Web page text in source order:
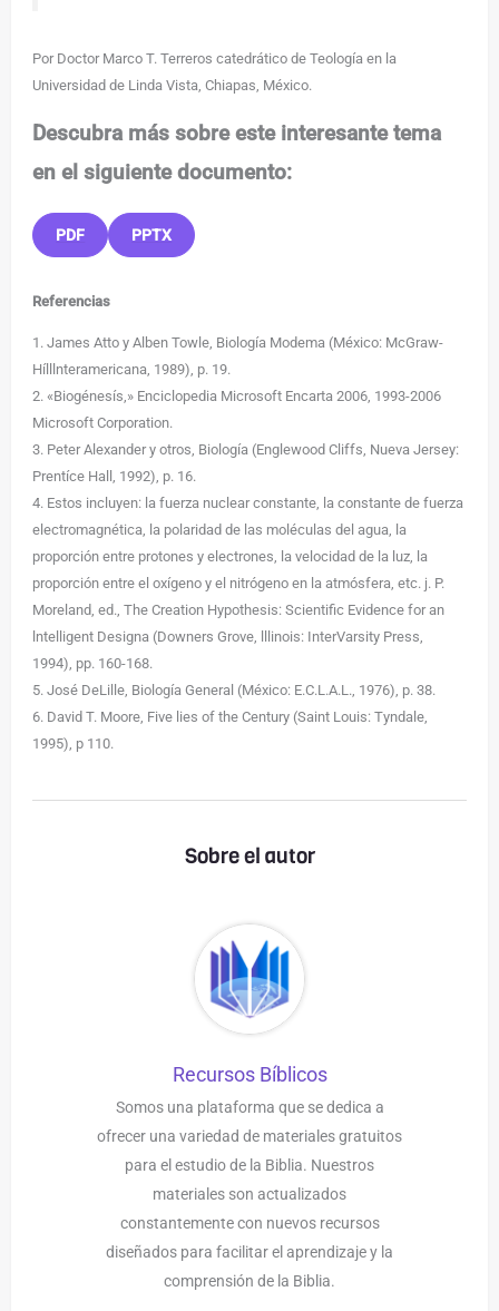
Por Doctor Marco T. Terreros catedrático de Teología en la
Universidad de Linda Vista, Chiapas, México.
Descubra más sobre este interesante tema
en el siguiente documento:
PDF PPTX
Referencias
1. James Atto y Alben Towle, Biología Modema (México: McGraw-
Hílllnteramericana, 1989), p. 19.
2. «Biogénesís,» Enciclopedia Microsoft Encarta 2006, 1993-2006
Microsoft Corporation.
3. Peter Alexander y otros, Biología (Englewood Cliffs, Nueva Jersey:
Prentíce Hall, 1992), p. 16.
4. Estos incluyen: la fuerza nuclear constante, la constante de fuerza
electromagnética, la polaridad de las moléculas del agua, la
proporción entre protones y electrones, la velocidad de la luz, la
proporción entre el oxígeno y el nitrógeno en la atmósfera, etc. j. P.
Moreland, ed., The Creation Hypothesis: Scientific Evidence for an
lntelligent Designa (Downers Grove, lllinois: InterVarsity Press,
1994), pp. 160-168.
5. José DeLille, Biología General (México: E.C.L.A.L., 1976), p. 38.
6. David T. Moore, Five lies of the Century (Saint Louis: Tyndale,
1995), p 110.
Sobre el autor
Recursos Bíblicos
Somos una plataforma que se dedica a
ofrecer una variedad de materiales gratuitos
para el estudio de la Biblia. Nuestros
materiales son actualizados
constantemente con nuevos recursos
diseñados para facilitar el aprendizaje y la
comprensión de la Biblia.